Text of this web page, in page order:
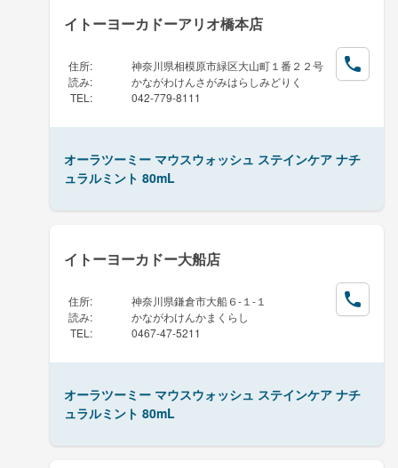
イトーヨーカドーアリオ橋本店
住所:
神奈川県相模原市緑区大山町１番２２号
読み:
かながわけんさがみはらしみどりく
TEL : 042-779-8111
オーラツーミー マウスウォッシュ ステインケア ナチ
ュラルミント 80mL
イトーヨーカドー大船店
住所:
神奈川県鎌倉市大船６-１-１
読み:
かながわけんかまくらし
TEL : 0467-47-5211
オーラツーミー マウスウォッシュ ステインケア ナチ
ュラルミント 80mL